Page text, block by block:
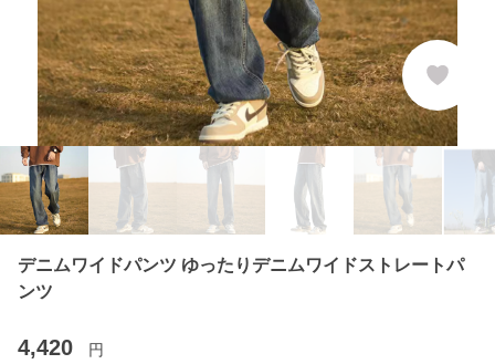
デニムワイドパンツ ゆったりデニムワイドストレートパ
ンツ
4,420 円